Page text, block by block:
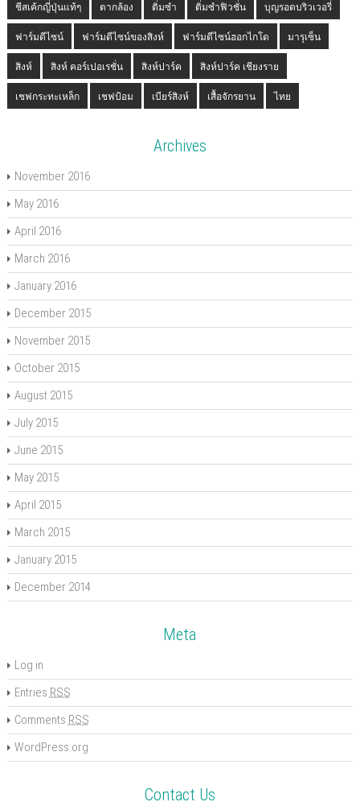
ชีสเค้กญี่ปุ่นแท้ๆ ตากล้อง ติ่มซำ ติ่มซำฟิวชั่น บุญรอดบริวเวอรี่
ฟาร์มดีไซน์ ฟาร์มดีไซน์ของสิงห์ ฟาร์มดีไซน์ฮอกไกโด มารุเซ็น
สิงห์ สิงห์ คอร์เปอเรชั่น สิงห์ปาร์ค สิงห์ปาร์ค เชียงราย
เชฟกระทะเหล็ก เชฟป้อม เบียร์สิงห์ เสื้อจักรยาน ไทย
Archives
November 2016
May 2016
April 2016
March 2016
January 2016
December 2015
November 2015
October 2015
August 2015
July 2015
June 2015
May 2015
April 2015
March 2015
January 2015
December 2014
Meta
Log in
Entries RSS
Comments RSS
WordPress.org
Contact Us